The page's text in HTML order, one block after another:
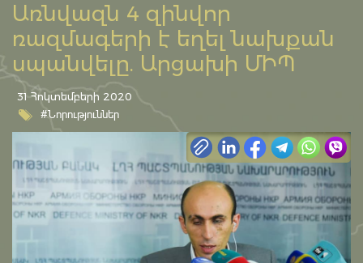
Առնվազն 4 զինվոր
ռազմագերի է եղել նախքան
սպանվելը. Արցախի ՄԻՊ
31 Հոկտեմբերի 2020
#Նորություններ